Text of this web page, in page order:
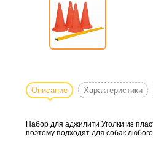
Описание Характеристики
Набор для аджилити Уголки из
поэтому подходят для собак